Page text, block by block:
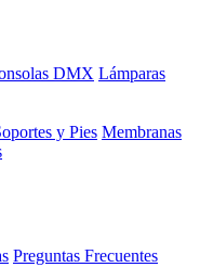
DMX Lámparas
y Pies Membranas
Preguntas Frecuentes